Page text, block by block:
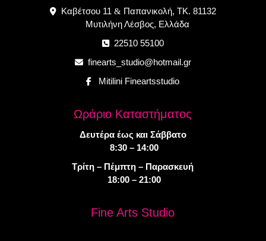
Καβέτσου 11 & Παπανικολή, ΤΚ. 81132
Μυτιλήνη Λέσβος, Ελλάδα
22510 55100
finearts_studio@hotmail.gr
Mitilini Fineartsstudio
Ωράριο Καταστήματος
Δευτέρα έως και Σάββατο
8:30 – 14:00
Τρίτη – Πέμπτη – Παρασκευή
18:00 – 21:00
Fine Arts Studio